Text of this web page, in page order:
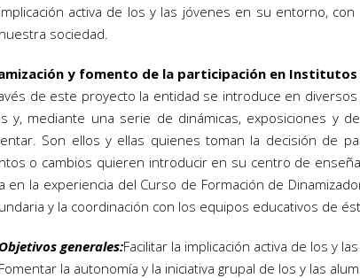
implicación activa de los y las jóvenes en su entorno,
nuestra sociedad.
y fomento de la participación en Institutos
de este proyecto la entidad se introduce en
y, mediante una serie de dinámicas, exposiciones y
Son ellos y ellas quienes toman la decisión de
o cambios quieren introducir en su centro de
en la experiencia del Curso de Formación de
y la coordinación con los equipos educativos de
Objetivos generales:Facilitar la implicación activa de los y
Fomentar la autonomía y la iniciativa grupal de los y las